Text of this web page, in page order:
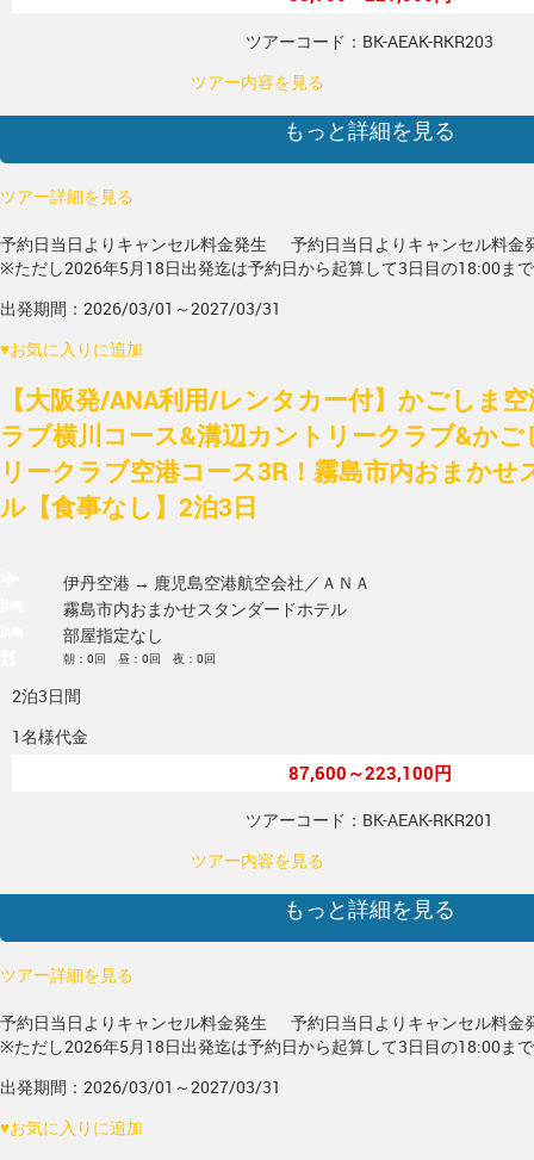
ツアーコード：BK-AEAK-RKR203
ツアー内容を見る
もっと詳細を見る
ツアー詳細を見る
予約日当日よりキャンセル料金発生
予約日当日よりキャンセル料金
※ただし2026年5月18日出発迄は予約日から起算して3日目の18:00ま
出発期間：2026/03/01～2027/03/31
♥お気に入りに追加
【大阪発/ANA利用/レンタカー付】かごしま
ラブ横川コース&溝辺カントリークラブ&か
リークラブ空港コース3R！霧島市内おまかせ
ル【食事なし】2泊3日
伊丹空港 → 鹿児島空港航空会社／ＡＮＡ
霧島市内おまかせスタンダードホテル
部屋指定なし
朝：0回 昼：0回 夜：0回
2泊3日間
1名様代金
87,600～223,100円
ツアーコード：BK-AEAK-RKR201
ツアー内容を見る
もっと詳細を見る
ツアー詳細を見る
予約日当日よりキャンセル料金発生
予約日当日よりキャンセル料金
※ただし2026年5月18日出発迄は予約日から起算して3日目の18:00ま
出発期間：2026/03/01～2027/03/31
♥お気に入りに追加